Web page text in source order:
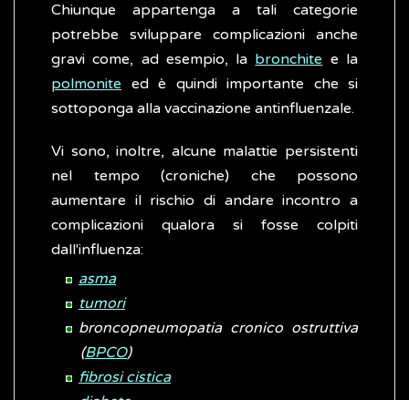
Chiunque appartenga a tali categorie
potrebbe sviluppare complicazioni anche
gravi come, ad esempio, la bronchite e la
polmonite ed è quindi importante che si
sottoponga alla vaccinazione antinfluenzale.
Vi sono, inoltre, alcune malattie persistenti
nel tempo (croniche) che possono
aumentare il rischio di andare incontro a
complicazioni qualora si fosse colpiti
dall'influenza:
asma
tumori
broncopneumopatia cronico ostruttiva
(BPCO)
fibrosi cistica